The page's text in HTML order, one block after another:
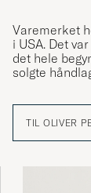
Varemerket
i USA. Det
det hele
solgte
TIL OLIVER